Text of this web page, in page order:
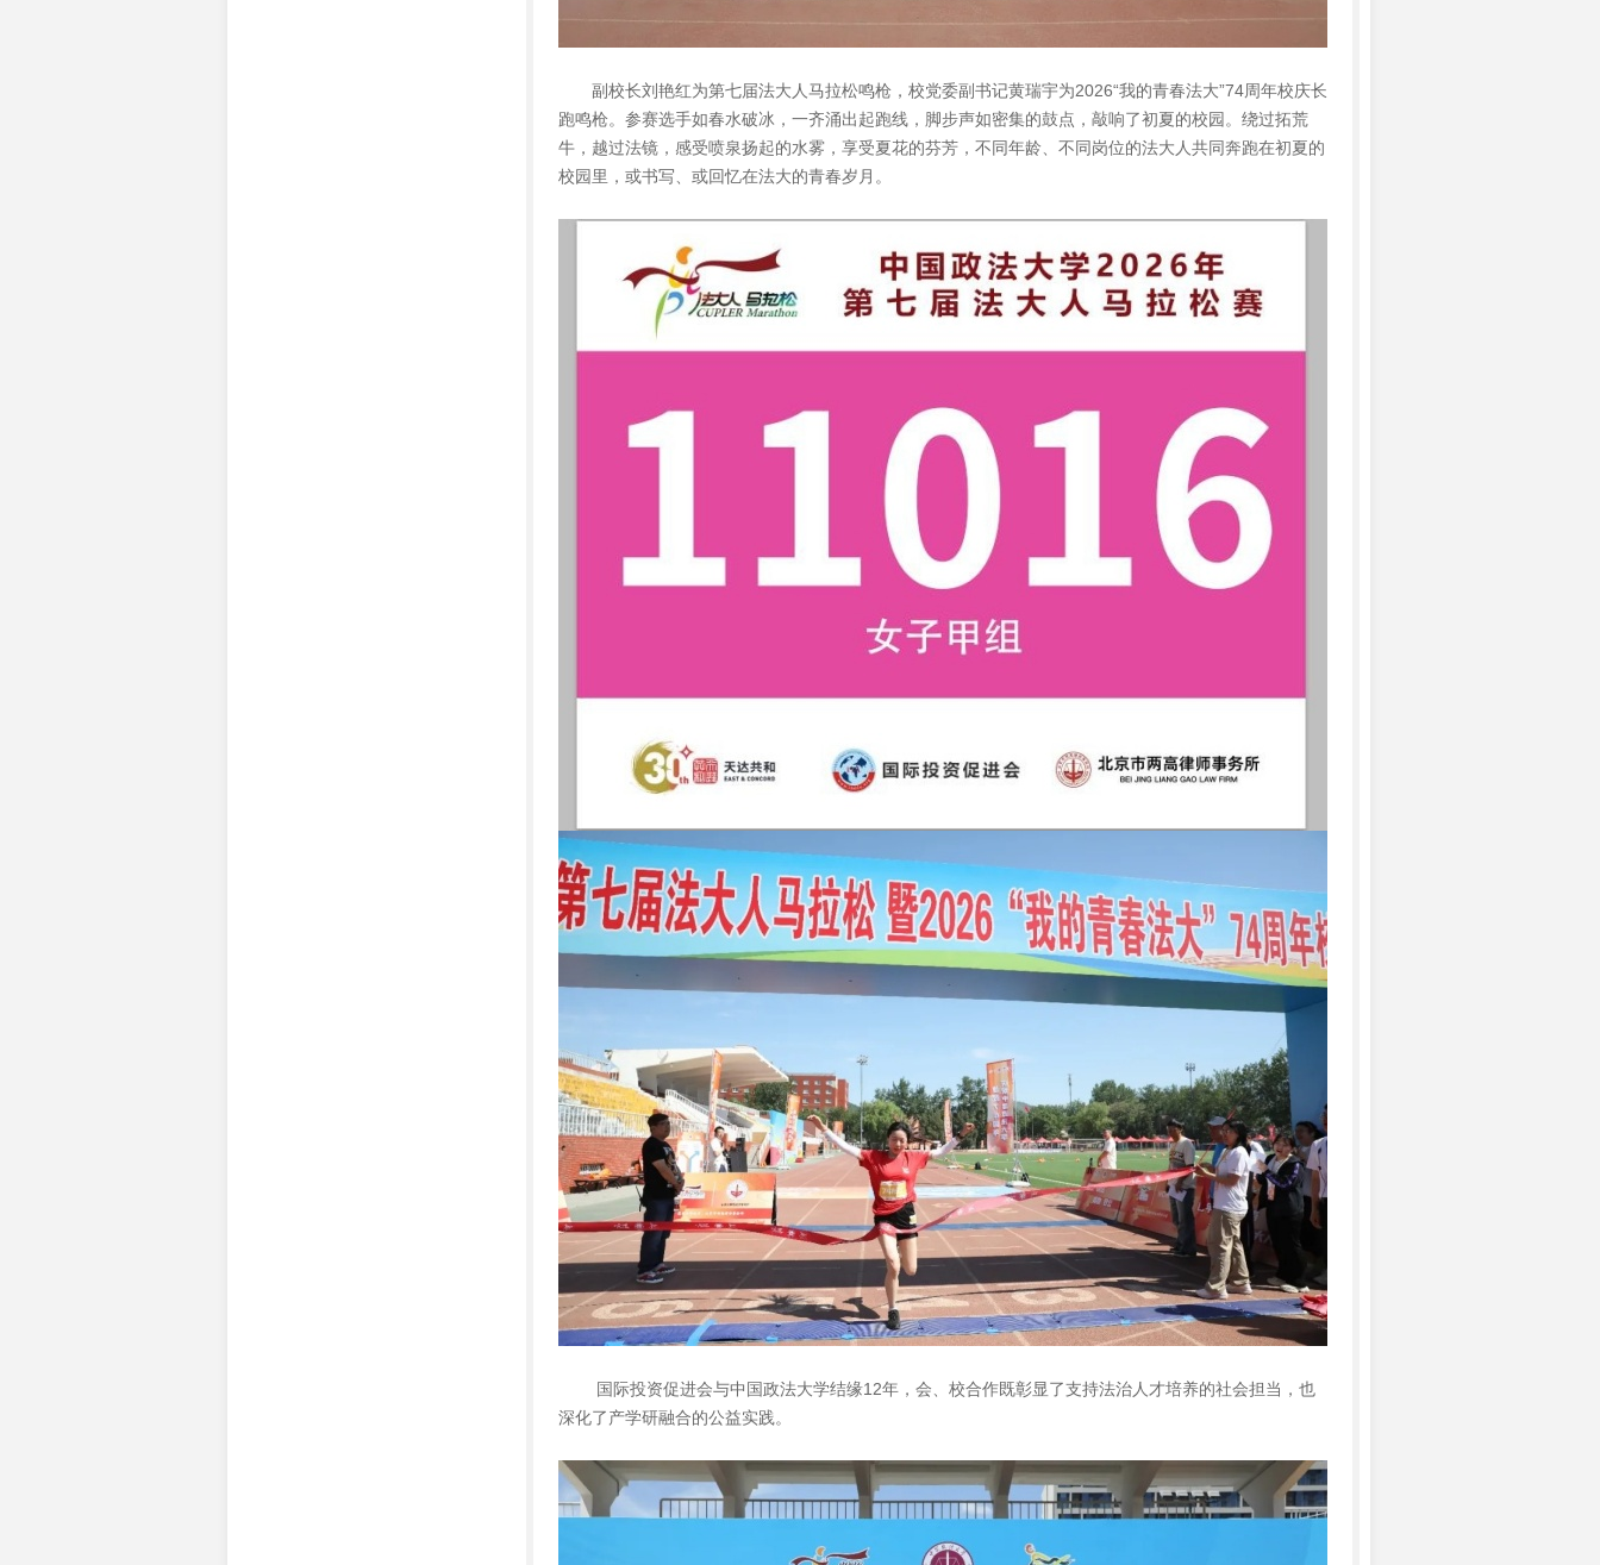
副校长刘艳红为第七届法大人马拉松鸣枪，校党委副书记黄瑞宇为2026“我的青春法大”74周年校庆长
跑鸣枪。参赛选手如春水破冰，一齐涌出起跑线，脚步声如密集的鼓点，敲响了初夏的校园。绕过拓荒
牛，越过法镜，感受喷泉扬起的水雾，享受夏花的芬芳，不同年龄、不同岗位的法大人共同奔跑在初夏的
校园里，或书写、或回忆在法大的青春岁月。
国际投资促进会与中国政法大学结缘12年，会、校合作既彰显了支持法治人才培养的社会担当，也
深化了产学研融合的公益实践。